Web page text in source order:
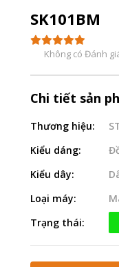
SK101BM
Không có Đánh
Chi tiết sản
Thương hiệu:
Kiểu dáng:
Kiểu dây:
Loại máy:
Trạng thái: